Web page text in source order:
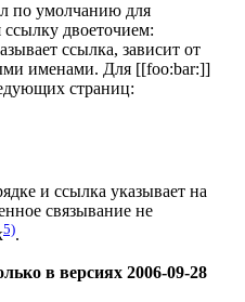
по умолчанию для
ссылку двоеточием:
ссылка, зависит от
именами. Для [[foo:bar:]]
страниц:
и ссылка указывает на
связывание не
5).
в версиях 2006-09-28